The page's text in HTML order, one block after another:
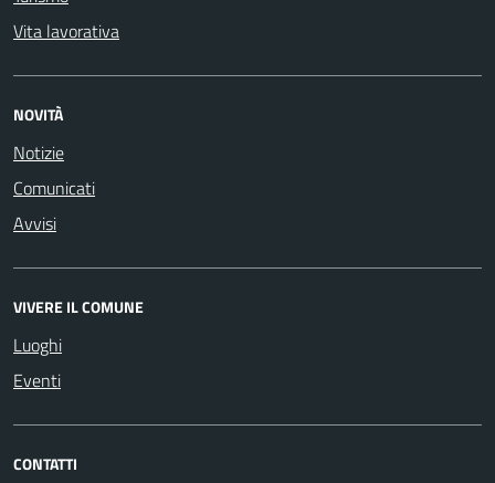
Vita lavorativa
NOVITÀ
Notizie
Comunicati
Avvisi
VIVERE IL COMUNE
Luoghi
Eventi
CONTATTI